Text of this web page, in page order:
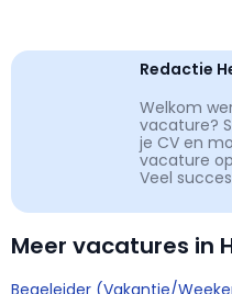
Redactie
Welkom
vacature?
je CV en
vacature
Veel
Meer vacatures in